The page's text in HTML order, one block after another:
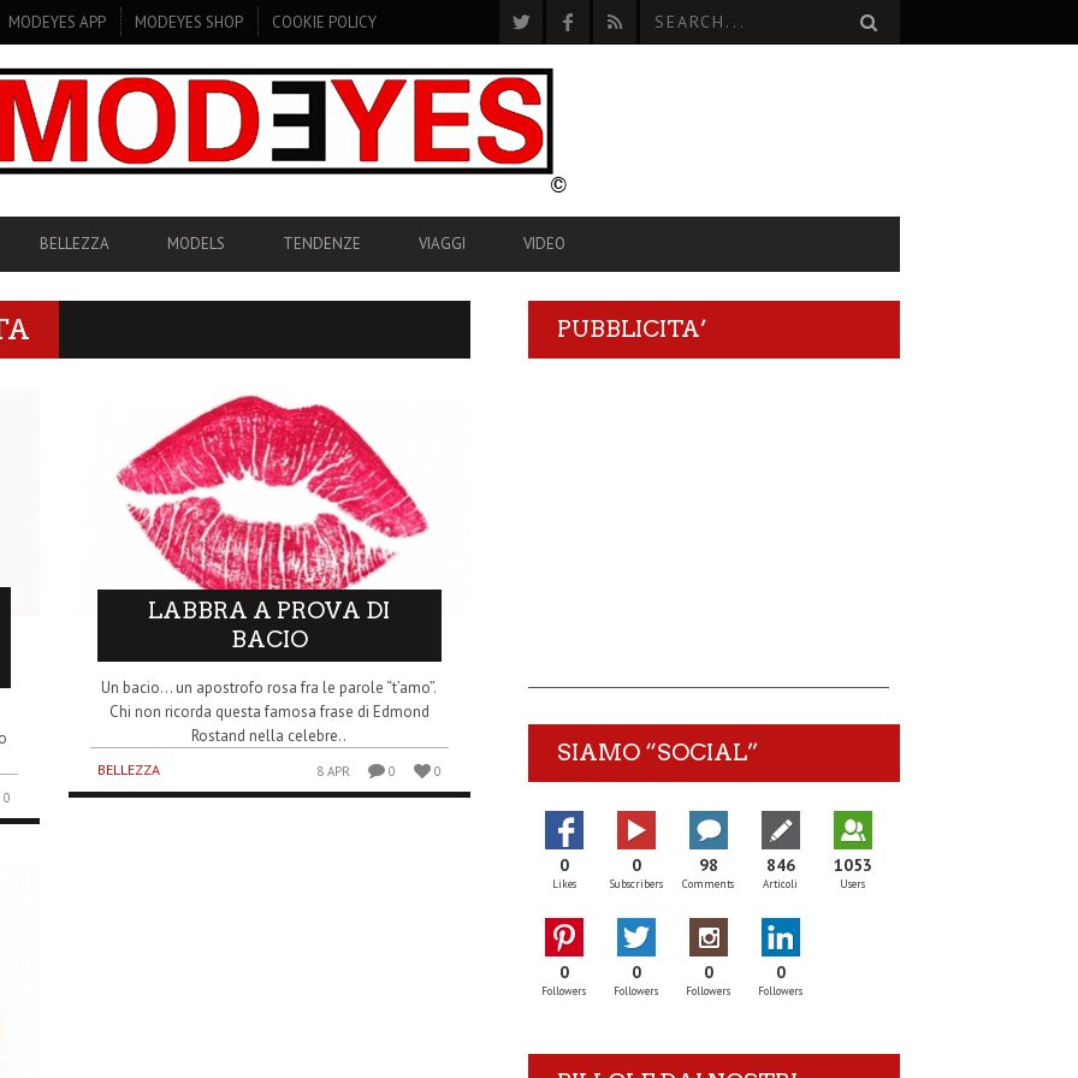
MODEYES APP MODEYES SHOP COOKIE POLICY
BELLEZZA MODELS TENDENZE VIAGGI VIDEO
0
LABBRA A PROVA DI
BACIO
Un bacio… un apostrofo rosa fra le parole “t’amo”.
Chi non ricorda questa famosa frase di Edmond
Rostand nella celebre..
BELLEZZA 8 APR 0 0
PUBBLICITA’
SIAMO “SOCIAL”
0
Likes
0
Subscribers
98
Comments
846
Articoli
1053
Users
0
Followers
0
Followers
0
Followers
0
Followers